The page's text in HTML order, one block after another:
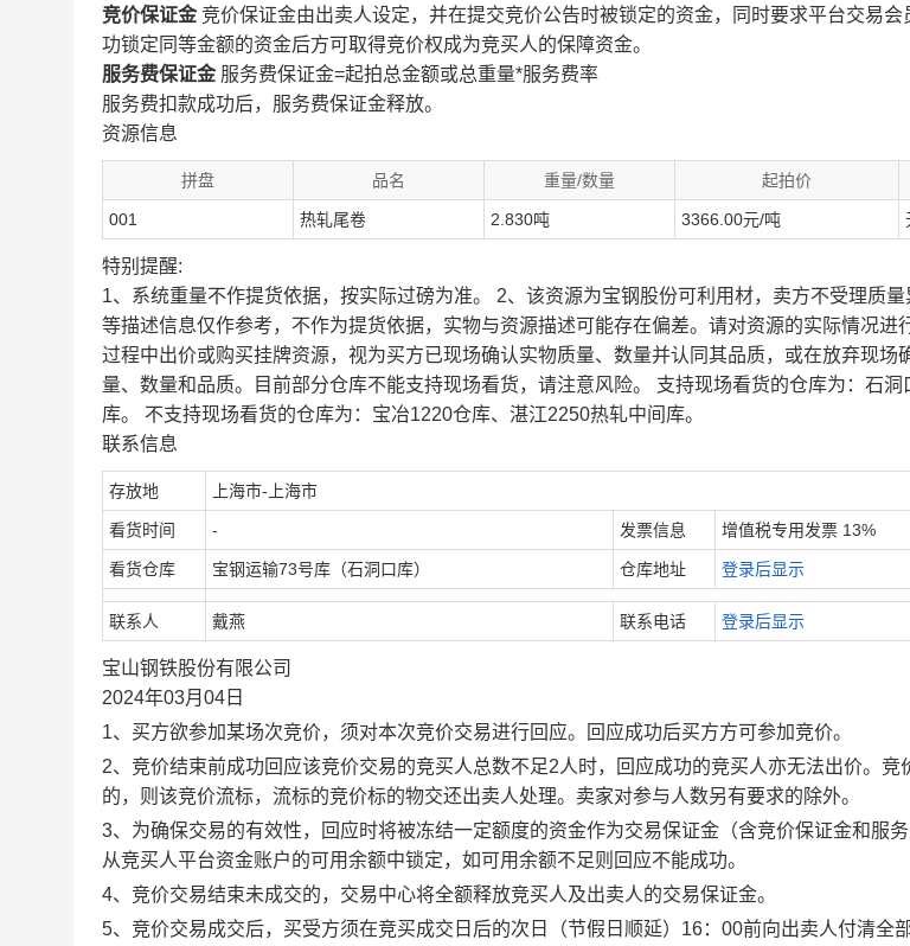
竞价保证金 竞价保证金由出卖人设定，并在提交竞价公告时被锁定的资金，同时要求平台交易
功锁定同等金额的资金后方可取得竞价权成为竞买人的保障资金。
服务费保证金 服务费保证金=起拍总金额或总重量*服务费率
服务费扣款成功后，服务费保证金释放。
资源信息
拼盘 品名 重量/数量 起拍价
001 热轧尾卷 2.830吨 3366.00元/吨
特别提醒:
1、系统重量不作提货依据，按实际过磅为准。 2、该资源为宝钢股份可利用材，卖方不受理质
等描述信息仅作参考，不作为提货依据，实物与资源描述可能存在偏差。请对资源的实际情况进
过程中出价或购买挂牌资源，视为买方已现场确认实物质量、数量并认同其品质，或在放弃现场
量、数量和品质。目前部分仓库不能支持现场看货，请注意风险。 支持现场看货的仓库为：石
库。 不支持现场看货的仓库为：宝冶1220仓库、湛江2250热轧中间库。
联系信息
存放地 上海市-上海市
看货时间 - 发票信息 增值税专用发票 13%
看货仓库 宝钢运输73号库（石洞口库） 仓库地址 登录后显示
联系人 戴燕 联系电话 登录后显示
宝山钢铁股份有限公司
2024年03月04日
1、买方欲参加某场次竞价，须对本次竞价交易进行回应。回应成功后买方方可参加竞价。
2、竞价结束前成功回应该竞价交易的竞买人总数不足2人时，回应成功的竞买人亦无法出价。竞
的，则该竞价流标，流标的竞价标的物交还出卖人处理。卖家对参与人数另有要求的除外。
3、为确保交易的有效性，回应时将被冻结一定额度的资金作为交易保证金（含竞价保证金和服
从竞买人平台资金账户的可用余额中锁定，如可用余额不足则回应不能成功。
4、竞价交易结束未成交的，交易中心将全额释放竞买人及出卖人的交易保证金。
5、竞价交易成交后，买受方须在竞买成交日后的次日（节假日顺延）16：00前向出卖人付清全